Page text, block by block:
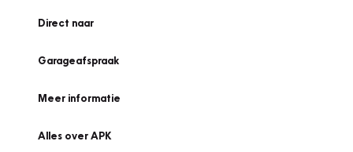
Direct naar
Garageafspraak
Meer informatie
Alles over APK